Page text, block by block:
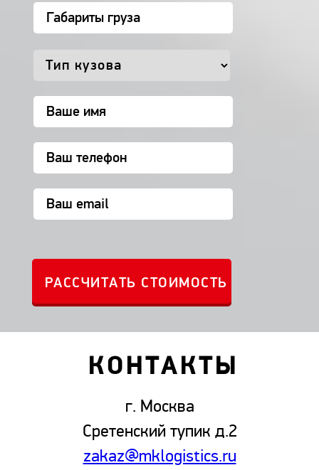
КОНТАКТЫ
г. Москва
Сретенский тупик д.2
zakaz@mklogistics.ru